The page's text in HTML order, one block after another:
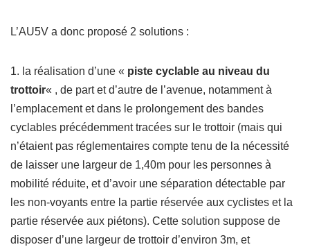
L’AU5V a donc proposé 2 solutions :
1. la réalisation d’une « piste cyclable au niveau du
trottoir« , de part et d’autre de l’avenue, notamment à
l’emplacement et dans le prolongement des bandes
cyclables précédemment tracées sur le trottoir (mais qui
n’étaient pas réglementaires compte tenu de la nécessité
de laisser une largeur de 1,40m pour les personnes à
mobilité réduite, et d’avoir une séparation détectable par
les non-voyants entre la partie réservée aux cyclistes et la
partie réservée aux piétons). Cette solution suppose de
disposer d’une largeur de trottoir d’environ 3m, et